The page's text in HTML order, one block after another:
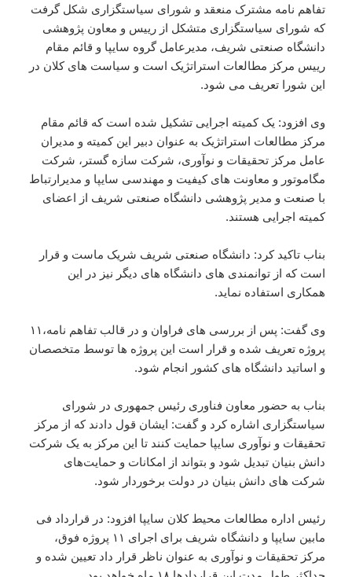
تفاهم نامه مشترک منعقد و شورای سیاستگزاری شکل گرفت
که شورای سیاستگزاری متشکل از رییس و معاون پژوهشی
دانشگاه صنعتی شریف، مدیرعامل گروه سایپا و قائم مقام
رییس مرکز مطالعات استراتژیک است و سیاست های کلان در
این شورا تعریف می شود.
وی افزود: یک کمیته اجرایی تشکیل شده است که قائم مقام
مرکز مطالعات استراتژیک به عنوان دبیر این کمیته و مدیران
عامل مرکز تحقیقات و نوآوری، شرکت سازه گستر، شرکت
مگاموتور و معاونت های کیفیت و مهندسی سایپا و مدیرارتباط
با صنعت و مدیر پژوهشی دانشگاه صنعتی شریف از اعضای
کمیته اجرایی هستند.
بناب تاکید کرد: دانشگاه صنعتی شریف شریک ماست و قرار
است که از توانمندی های دانشگاه های دیگر نیز در این
همکاری استفاده نماید.
وی گفت: پس از بررسی های فراوان و در قالب تفاهم نامه،۱۱
پروژه تعریف شده و قرار است این پروژه ها توسط متخصصان
و اساتید دانشگاه های کشور انجام شود.
بناب به حضور معاون فناوری رئیس جمهوری در شورای
سیاستگزاری اشاره کرد و گفت: ایشان قول دادند که از مرکز
تحقیقات و نوآوری سایپا حمایت کنند تا این مرکز به یک شرکت
دانش بنیان تبدیل شود و بتواند از امکانات و حمایت‌های
شرکت های دانش بنیان در دولت برخوردار شود.
رئیس اداره مطالعات محیط کلان سایپا افزود: در قرارداد فی
مابین سایپا و دانشگاه شریف برای اجرای ۱۱ پروژه فوق،
مرکز تحقیقات و نوآوری به عنوان ناظر قرار داد تعیین شده و